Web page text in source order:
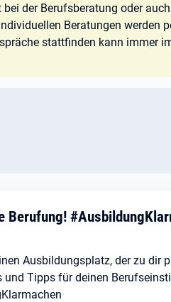
der Berufsberatung oder
Beratungen werden
stattfinden kann immer
Berufung!
Ausbildungsplatz, der zu dir
und Tipps für deinen